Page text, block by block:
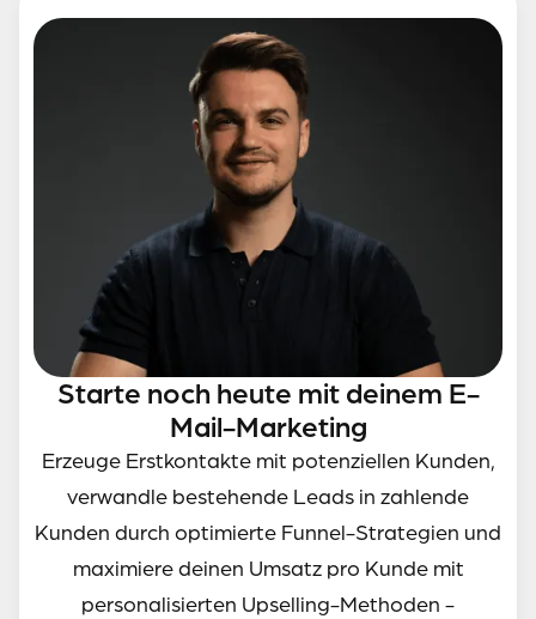
Starte noch heute mit deinem E-
Mail-Marketing
Erzeuge Erstkontakte mit potenziellen Kunden,
verwandle bestehende Leads in zahlende
Kunden durch optimierte Funnel-Strategien und
maximiere deinen Umsatz pro Kunde mit
personalisierten Upselling-Methoden -